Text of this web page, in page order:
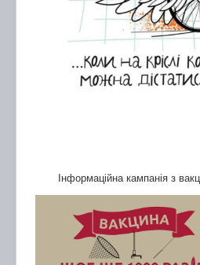
Інформаційна кампанія з